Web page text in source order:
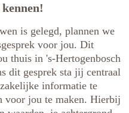
is gelegd, plannen we
voor jou. Dit
thuis in 's-Hertogenbosch
dit gesprek sta jij centraal
informatie te
voor jou te maken. Hierbij